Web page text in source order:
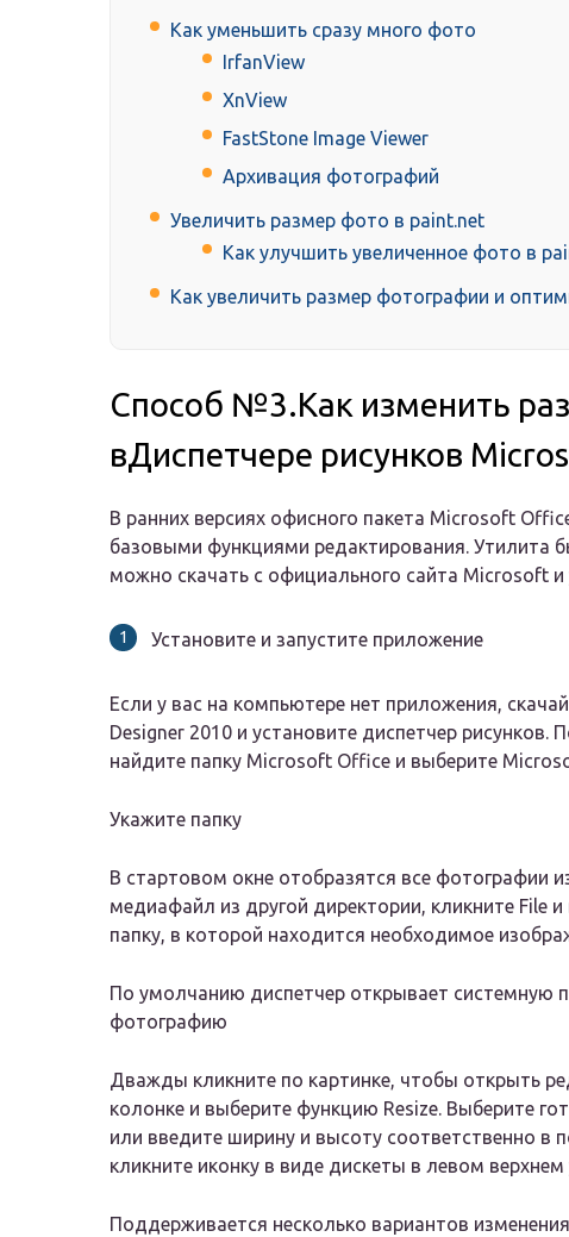
Как уменьшить сразу много фото
IrfanView
XnView
FastStone Image Viewer
Архивация фотографий
Увеличить размер фото в paint.net
Как улучшить увеличенное фото в
Как увеличить размер фотографии и
Способ №3.Как изменить
вДиспетчере рисунков
В ранних версиях офисного пакета Microsoft
базовыми функциями редактирования. Утилита
можно скачать с официального сайта Microsoft
Установите и запустите приложение
Если у вас на компьютере нет приложения,
Designer 2010 и установите диспетчер рисунков.
найдите папку Microsoft Office и выберите
Укажите папку
В стартовом окне отобразятся все фотографии
медиафайл из другой директории, кликните File
папку, в которой находится необходимое
По умолчанию диспетчер открывает системную
фотографию
Дважды кликните по картинке, чтобы открыть
колонке и выберите функцию Resize. Выберите
или введите ширину и высоту соответственно
кликните иконку в виде дискеты в левом
Поддерживается несколько вариантов изменения